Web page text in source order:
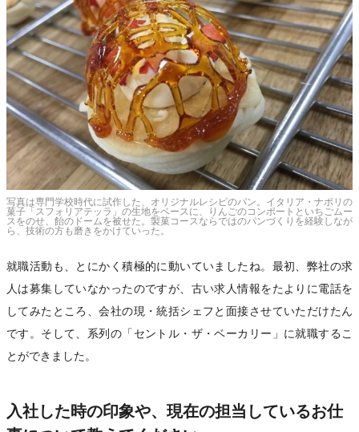
写真は専門学校時代に試作した、オリジナルレシピのパン。イタリア・ナポリの
菓子「スフォリアテッラ」の生地をベースに、りんごのコンポートといちごムー
スをのせ、飴のドームを被せた。製菓コースならではのパンづくりを経験しなが
ら、技術の方も磨きをかけていった。
就職活動も、とにかく積極的に動いていましたね。最初、弊社の求
人は募集していなかったのですが、古い求人情報をたよりに電話を
してみたところ、会社の現・統括シェフと面接させていただけたん
です。そして、系列の「セントル・ザ・ベーカリー」に就職するこ
とができました。
入社した時の印象や、現在の担当しているお仕